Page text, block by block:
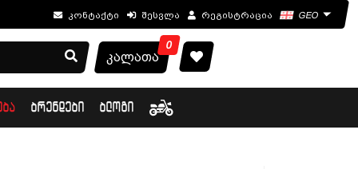
კონტაქტი შესვლა რეგისტრაცია GEO
0
კალათა
ᲑᲠᲔᲜᲓᲔᲑᲘ ᲑᲚᲝᲒᲘ